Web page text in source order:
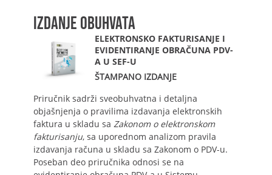
IZDANJE OBUHVATA
ELEKTRONSKO FAKTURISANJE I
EVIDENTIRANJE OBRAČUNA PDV-
A U SEF-U
ŠTAMPANO IZDANJE
Priručnik sadrži sveobuhvatna i detaljna
objašnjenja o pravilima izdavanja elektronskih
faktura u skladu sa Zakonom o elektronskom
fakturisanju, sa uporednom analizom pravila
izdavanja računa u skladu sa Zakonom o PDV-u.
Poseban deo priručnika odnosi se na